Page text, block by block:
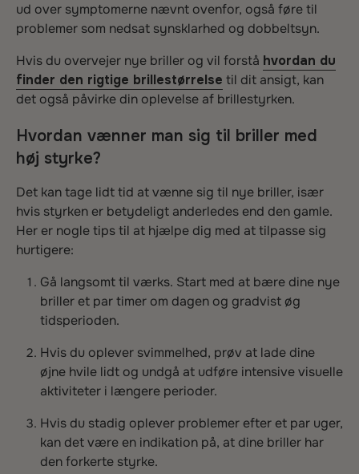
ud over symptomerne nævnt ovenfor, også føre til
problemer som nedsat synsklarhed og dobbeltsyn.
Hvis du overvejer nye briller og vil forstå hvordan du
finder den rigtige brillestørrelse til dit ansigt, kan
det også påvirke din oplevelse af brillestyrken.
Hvordan vænner man sig til briller med
høj styrke?
Det kan tage lidt tid at vænne sig til nye briller, især
hvis styrken er betydeligt anderledes end den gamle.
Her er nogle tips til at hjælpe dig med at tilpasse sig
hurtigere:
Gå langsomt til værks. Start med at bære dine nye
briller et par timer om dagen og gradvist øg
tidsperioden.
Hvis du oplever svimmelhed, prøv at lade dine
øjne hvile lidt og undgå at udføre intensive visuelle
aktiviteter i længere perioder.
Hvis du stadig oplever problemer efter et par uger,
kan det være en indikation på, at dine briller har
den forkerte styrke.